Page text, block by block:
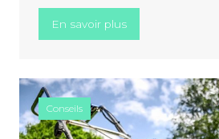
En savoir plus« Comment
Conseils